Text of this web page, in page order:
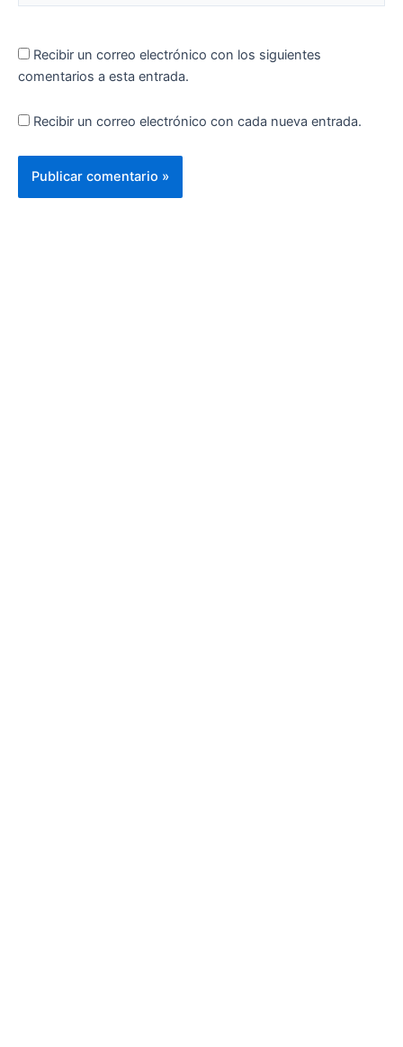
Recibir un correo electrónico con los siguientes
comentarios a esta entrada.
Recibir un correo electrónico con cada nueva entrada.